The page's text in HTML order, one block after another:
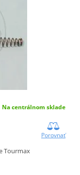
Na centrálnom sklade
Porovnať
Tourmax